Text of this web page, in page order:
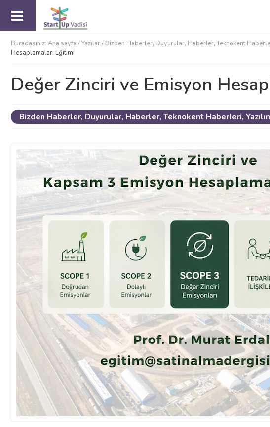
Buradasınız: Ana sayfa /Yazılar / Bizden Haberler, Duyurular, Haberler,Teknokent
Hesaplamaları Eğitimi
Değer Zinciri ve Emisyon
Bizden Haberler, Duyurular, Haberler, Teknokent Haberleri,